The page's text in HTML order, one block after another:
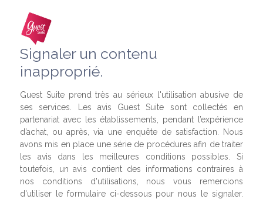
Signaler un contenu
inapproprié.
Guest Suite prend très au sérieux l'utilisation abusive de
ses services. Les avis Guest Suite sont collectés en
partenariat avec les établissements, pendant l’expérience
d’achat, ou après, via une enquête de satisfaction. Nous
avons mis en place une série de procédures afin de traiter
les avis dans les meilleures conditions possibles. Si
toutefois, un avis contient des informations contraires à
nos conditions d'utilisations, nous vous remercions
d'utiliser le formulaire ci-dessous pour nous le signaler.